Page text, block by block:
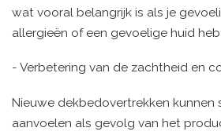
wat vooral belangrijk is als je
allergieën of een gevoelige huid
- Verbetering van de zachtheid en
Nieuwe dekbedovertrekken kunnen
aanvoelen als gevolg van het